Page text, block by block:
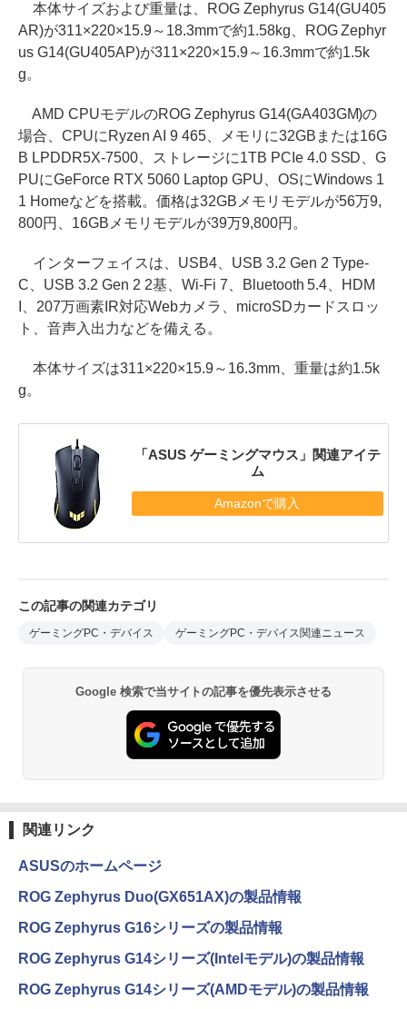
本体サイズおよび重量は、ROG Zephyrus G14(GU405
AR)が311×220×15.9～18.3mmで約1.58kg、ROG Zephyr
us G14(GU405AP)が311×220×15.9～16.3mmで約1.5k
g。
AMD CPUモデルのROG Zephyrus G14(GA403GM)の
場合、CPUにRyzen AI 9 465、メモリに32GBまたは16G
B LPDDR5X-7500、ストレージに1TB PCIe 4.0 SSD、G
PUにGeForce RTX 5060 Laptop GPU、OSにWindows 1
1 Homeなどを搭載。価格は32GBメモリモデルが56万9,
800円、16GBメモリモデルが39万9,800円。
インターフェイスは、USB4、USB 3.2 Gen 2 Type-
C、USB 3.2 Gen 2 2基、Wi-Fi 7、Bluetooth 5.4、HDM
I、207万画素IR対応Webカメラ、microSDカードスロッ
ト、音声入出力などを備える。
本体サイズは311×220×15.9～16.3mm、重量は約1.5k
g。
「ASUS ゲーミングマウス」関連アイテ
ム
Amazonで購入
この記事の関連カテゴリ
ゲーミングPC・デバイス ゲーミングPC・デバイス関連ニュース
Google 検索で当サイトの記事を優先表示させる
関連リンク
ASUSのホームページ
ROG Zephyrus Duo(GX651AX)の製品情報
ROG Zephyrus G16シリーズの製品情報
ROG Zephyrus G14シリーズ(Intelモデル)の製品情報
ROG Zephyrus G14シリーズ(AMDモデル)の製品情報